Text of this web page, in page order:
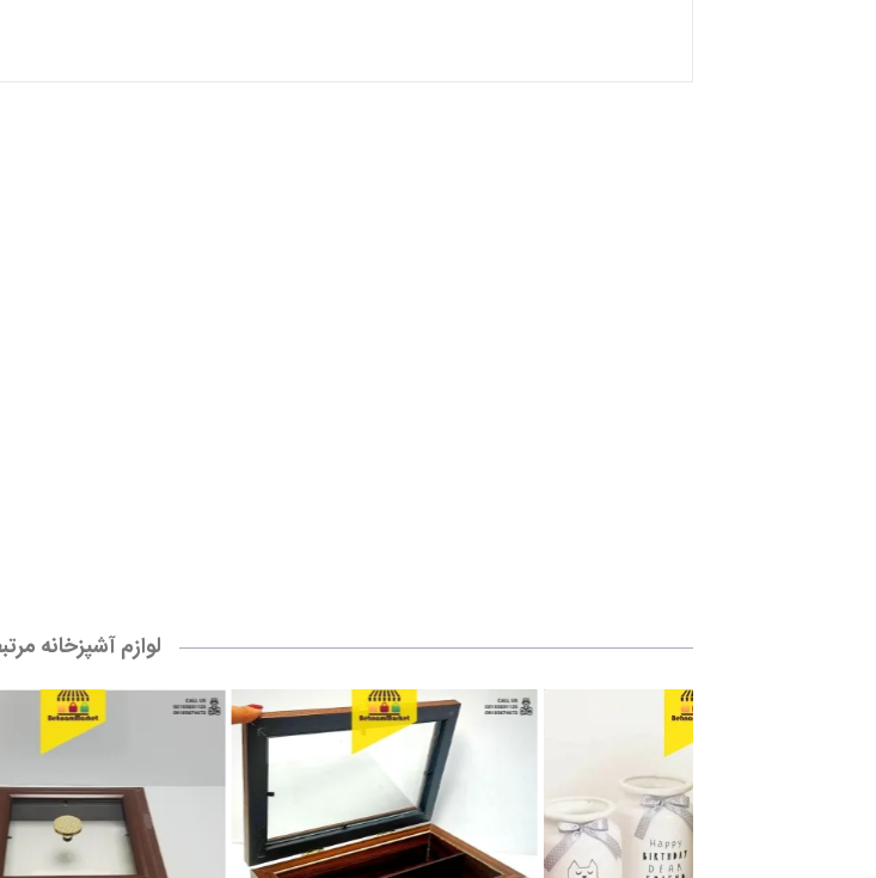
گلدان ایلا هوم
سبد خرید
جا کاردی قفل دار
نمایش
شکلات خوری چوبی پایه دار
نمایش